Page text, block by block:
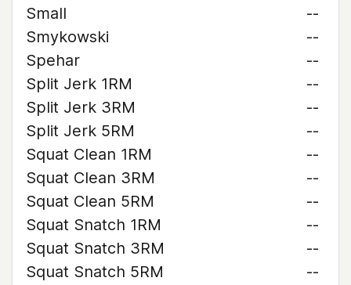
Small
--
Smykowski
--
Spehar
--
Split Jerk 1RM
--
Split Jerk 3RM
--
Split Jerk 5RM
--
Squat Clean 1RM
--
Squat Clean 3RM
--
Squat Clean 5RM
--
Squat Snatch 1RM
--
Squat Snatch 3RM
--
Squat Snatch 5RM
--